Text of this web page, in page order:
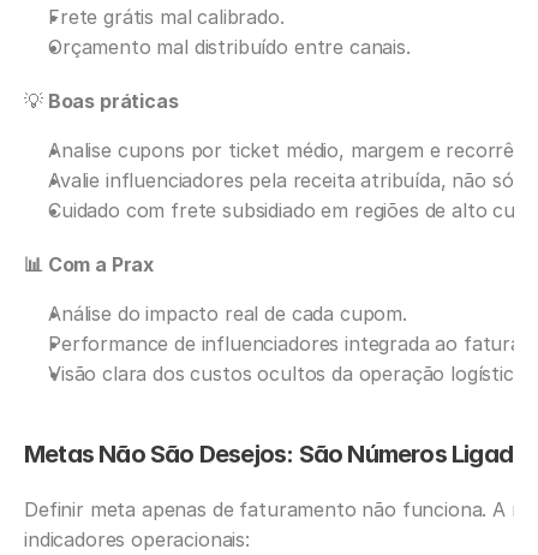
Frete grátis mal calibrado.
Orçamento mal distribuído entre canais.
💡 Boas práticas
Analise cupons por ticket médio, margem e
Avalie influenciadores pela receita atribuída, não só
Cuidado com frete subsidiado em regiões de alto
📊 Com a Prax
Análise do impacto real de cada cupom.
Performance de influenciadores integrada ao
Visão clara dos custos ocultos da operação logística.
Metas Não São Desejos: São Números
Definir meta apenas de faturamento não funciona. A
indicadores operacionais: